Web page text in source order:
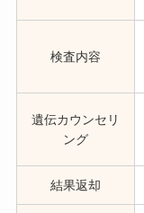
検査内容
遺伝カウンセリ
ング
結果返却